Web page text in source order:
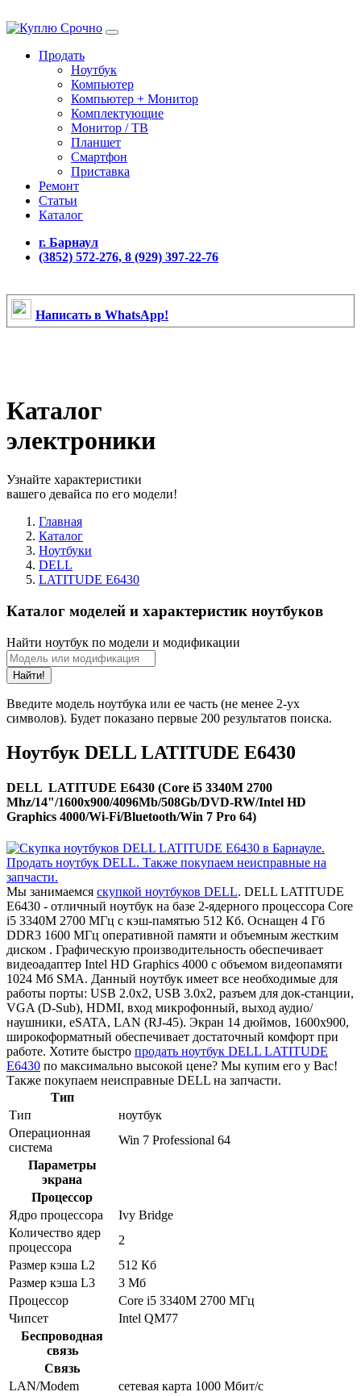
Продать
Ноутбук
Компьютер
Компьютер + Монитор
Комплектующие
Монитор / ТВ
Планшет
Смартфон
Приставка
Ремонт
Статьи
Каталог
г. Барнаул
(3852) 572-276, 8 (929) 397-22-76
Написать в WhatsApp!
Каталог
электроники
Узнайте характеристики
вашего девайса по его модели!
Главная
Каталог
Ноутбуки
DELL
LATITUDE E6430
Каталог моделей и характеристик ноутбуков
Найти ноутбук по модели и модификации
Найти!
Введите модель ноутбука или ее часть (не менее 2-ух
символов). Будет показано первые 200 результатов поиска.
Ноутбук DELL LATITUDE E6430
DELL LATITUDE E6430 (Core i5 3340M 2700
Mhz/14"/1600x900/4096Mb/508Gb/DVD-RW/Intel HD
Graphics 4000/Wi-Fi/Bluetooth/Win 7 Pro 64)
Мы занимаемся скупкой ноутбуков DELL. DELL LATITUDE
E6430 - отличный ноутбук на базе 2-ядерного процессора Core
i5 3340M 2700 МГц с кэш-памятью 512 Кб. Оснащен 4 Гб
DDR3 1600 МГц оперативной памяти и объемным жестким
диском . Графическую производительность обеспечивает
видеоадаптер Intel HD Graphics 4000 с объемом видеопамяти
1024 Мб SMA. Данный ноутбук имеет все необходимые для
работы порты: USB 2.0x2, USB 3.0x2, разъем для док-станции,
VGA (D-Sub), HDMI, вход микрофонный, выход аудио/
наушники, eSATA, LAN (RJ-45). Экран 14 дюймов, 1600x900,
широкоформатный обеспечивает достаточный комфорт при
работе. Хотите быстро продать ноутбук DELL LATITUDE
E6430 по максимально высокой цене? Мы купим его у Вас!
Также покупаем неисправные DELL на запчасти.
Тип
Тип
ноутбук
Операционная
система
Win 7 Professional 64
Параметры
экрана
Процессор
Ядро процессора
Ivy Bridge
Количество ядер
процессора
2
Размер кэша L2
512 Кб
Размер кэша L3
3 Мб
Процессор
Core i5 3340M 2700 МГц
Чипсет
Intel QM77
Беспроводная
связь
Связь
LAN/Modem
сетевая карта 1000 Мбит/c